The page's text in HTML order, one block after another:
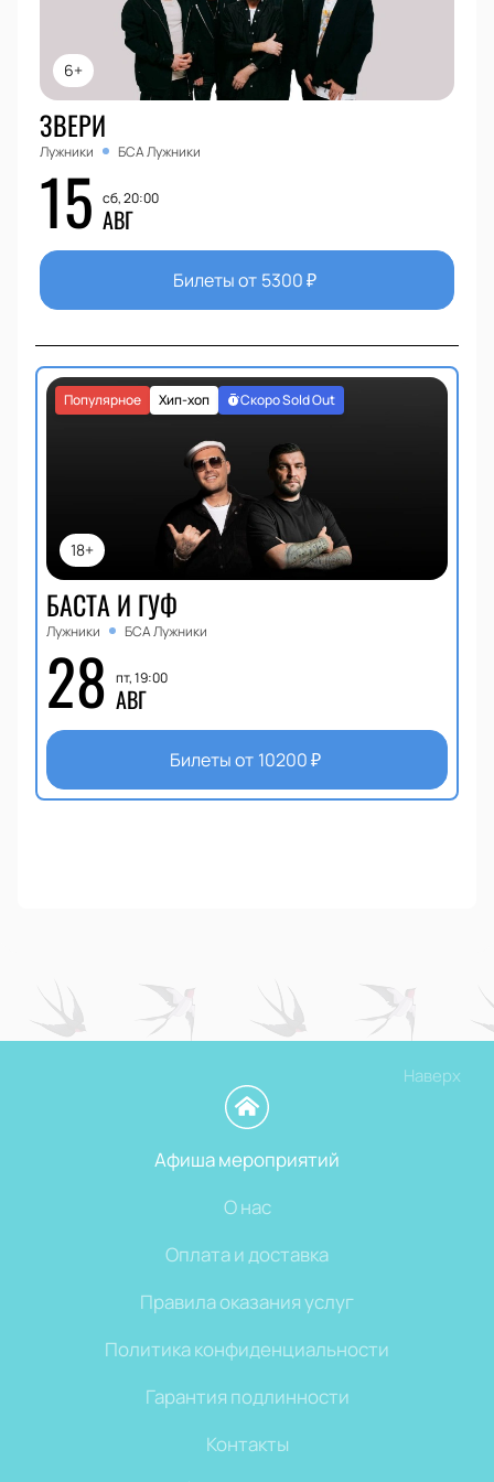
6+
ЗВЕРИ
Лужники БСА Лужники
15 сб, 20:00
АВГ
Билеты от 5300₽
18+
Хип-хоп
Популярное Скоро Sold Out
БАСТА И ГУФ
Лужники БСА Лужники
28 пт, 19:00
АВГ
Билеты от 10200₽
Наверх
Афиша мероприятий
О нас
Оплата и доставка
Правила оказания услуг
Политика конфиденциальности
Гарантия подлинности
Контакты